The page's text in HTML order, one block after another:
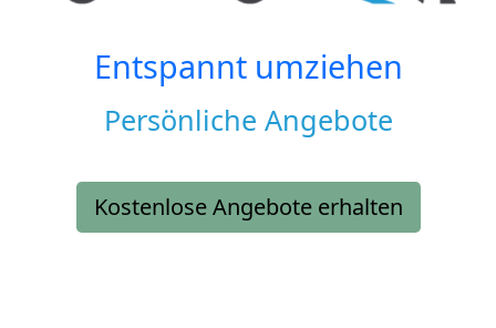
Entspannt umziehen
Persönliche Angebote
Kostenlose Angebote erhalten